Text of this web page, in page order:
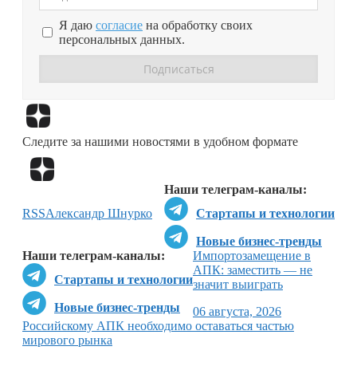
Я даю согласие на обработку своих
персональных данных.
Следите за нашими новостями в удобном формате
Наши телеграм-каналы:
Стартапы и технологии
Новые бизнес-тренды
Наши телеграм-каналы:
Стартапы и технологии
Новые бизнес-тренды
RSSАлександр Шнурко
Импортозамещение в
АПК: заместить — не
значит выиграть
06 августа, 2026
Российскому АПК необходимо оставаться частью
мирового рынка